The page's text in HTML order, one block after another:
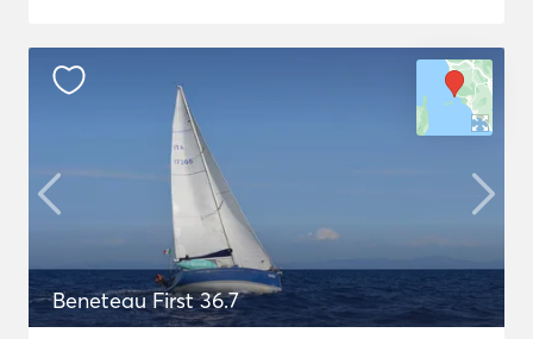
Beneteau First 36.7